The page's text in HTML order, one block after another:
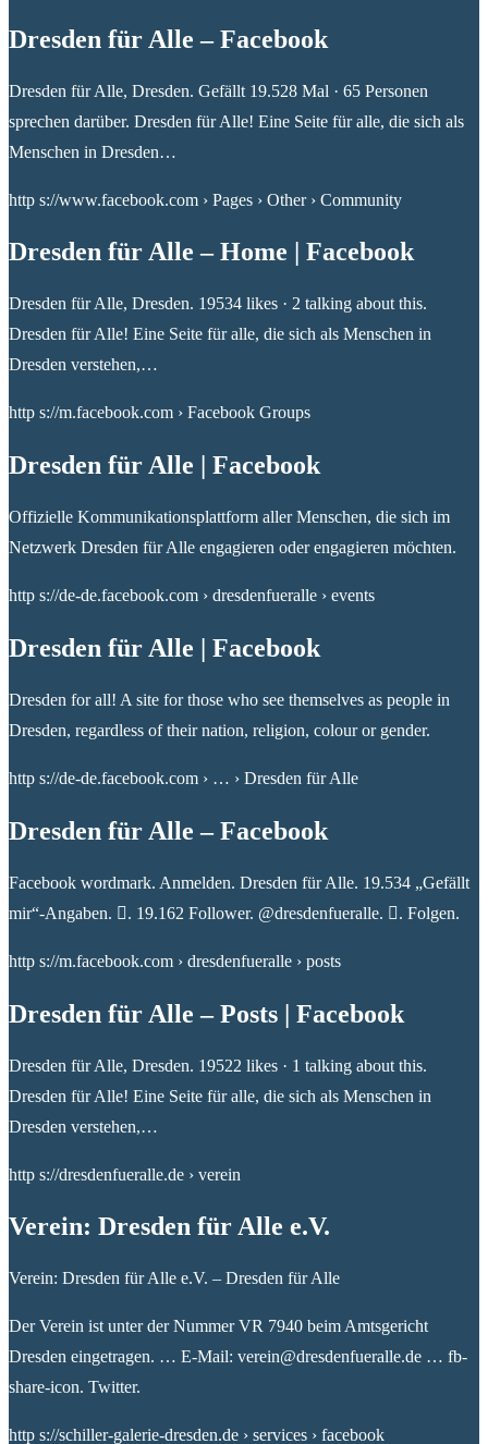
Dresden für Alle – Facebook
Dresden für Alle, Dresden. Gefällt 19.528 Mal · 65 Personen
sprechen darüber. Dresden für Alle! Eine Seite für alle, die sich als
Menschen in Dresden…
http s://www.facebook.com › Pages › Other › Community
Dresden für Alle – Home | Facebook
Dresden für Alle, Dresden. 19534 likes · 2 talking about this.
Dresden für Alle! Eine Seite für alle, die sich als Menschen in
Dresden verstehen,…
http s://m.facebook.com › Facebook Groups
Dresden für Alle | Facebook
Offizielle Kommunikationsplattform aller Menschen, die sich im
Netzwerk Dresden für Alle engagieren oder engagieren möchten.
http s://de-de.facebook.com › dresdenfueralle › events
Dresden für Alle | Facebook
Dresden for all! A site for those who see themselves as people in
Dresden, regardless of their nation, religion, colour or gender.
http s://de-de.facebook.com › … › Dresden für Alle
Dresden für Alle – Facebook
Facebook wordmark. Anmelden. Dresden für Alle. 19.534 „Gefällt
mir“-Angaben. 󱞋. 19.162 Follower. @dresdenfueralle. 󱙶. Folgen.
http s://m.facebook.com › dresdenfueralle › posts
Dresden für Alle – Posts | Facebook
Dresden für Alle, Dresden. 19522 likes · 1 talking about this.
Dresden für Alle! Eine Seite für alle, die sich als Menschen in
Dresden verstehen,…
http s://dresdenfueralle.de › verein
Verein: Dresden für Alle e.V.
Verein: Dresden für Alle e.V. – Dresden für Alle
Der Verein ist unter der Nummer VR 7940 beim Amtsgericht
Dresden eingetragen. … E-Mail: verein@dresdenfueralle.de … fb-
share-icon. Twitter.
http s://schiller-galerie-dresden.de › services › facebook